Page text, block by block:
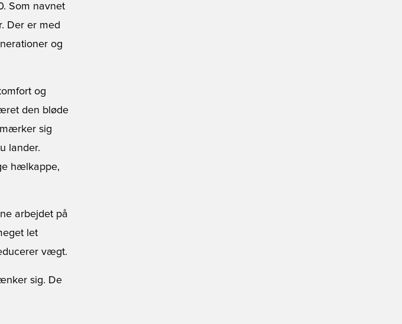
. Som navnet
Der er med
og
og
den bløde
sig
lander.
hælkappe,
arbejdet på
let
vægt.
sig. De